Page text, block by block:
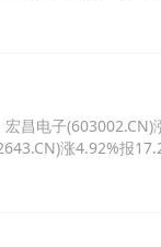
昌电子
涨4.92%报